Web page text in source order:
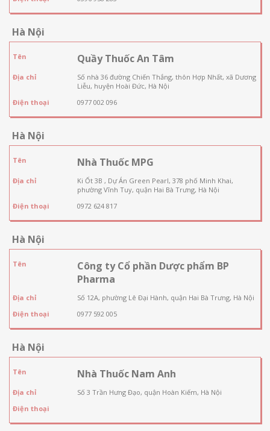
Hà Nội
Tên Quầy Thuốc An Tâm
Địa chỉ
Số nhà 36 đường Chiến Thắng, thôn Hợp Nhất, xã Dương
Liễu, huyện Hoài Đức, Hà Nội
Điện thoại
0977 002 096
Hà Nội
Tên Nhà Thuốc MPG
Địa chỉ
Ki Ốt 3B , Dự Án Green Pearl, 378 phố Minh Khai,
phường Vĩnh Tuy, quận Hai Bà Trưng, Hà Nội
Điện thoại
0972 624 817
Hà Nội
Tên
Công ty Cổ phần Dược phẩm BP
Pharma
Địa chỉ
Số 12A, phường Lê Đại Hành, quận Hai Bà Trưng, Hà Nội
Điện thoại
0977 592 005
Hà Nội
Tên Nhà Thuốc Nam Anh
Địa chỉ
Số 3 Trần Hưng Đạo, quận Hoàn Kiếm, Hà Nội
Điện thoại